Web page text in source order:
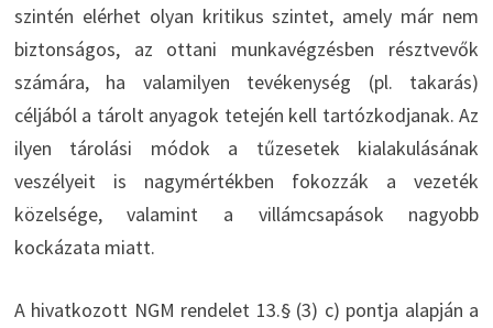
szintén elérhet olyan kritikus szintet, amely már nem
biztonságos, az ottani munkavégzésben résztvevők
számára, ha valamilyen tevékenység (pl. takarás)
céljából a tárolt anyagok tetején kell tartózkodjanak. Az
ilyen tárolási módok a tűzesetek kialakulásának
veszélyeit is nagymértékben fokozzák a vezeték
közelsége, valamint a villámcsapások nagyobb
kockázata miatt.
A hivatkozott NGM rendelet 13.§ (3) c) pontja alapján a